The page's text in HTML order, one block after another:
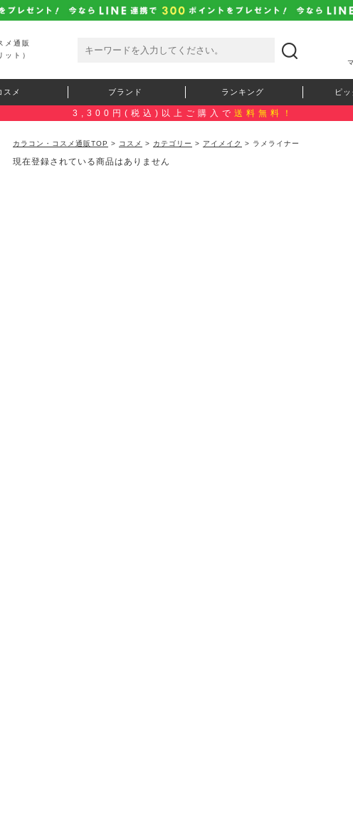
メ通販
ト）
スメ ブランド ランキング ピ
3,300円(税込)以上ご購入で 送料無料！
カラコン・コスメ通販TOP > コスメ > カテゴリー > アイメイク > ラメライナー
現在登録されている商品はありません